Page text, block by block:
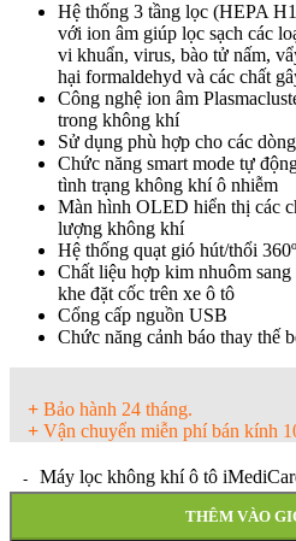
Hệ thống 3 tầng lọc (HEPA
với ion âm giúp lọc sạch các
vi khuẩn, virus, bào tử nấm,
hại formaldehyd và các chất
Công nghệ ion âm
trong không khí
Sử dụng phù hợp cho các
Chức năng smart mode tự
tình trạng không khí ô nhiễm
Màn hình OLED hiển thị các
lượng không khí
Hệ thống quạt gió hút/thổi
Chất liệu hợp kim nhuôm
khe đặt cốc trên xe ô tô
Cổng cấp nguồn USB
Chức năng cảnh báo thay thế
+ Bảo hành 24 tháng.
+ Vận chuyển miễn phí bán kính
Máy lọc không khí ô tô
THÊM VÀO